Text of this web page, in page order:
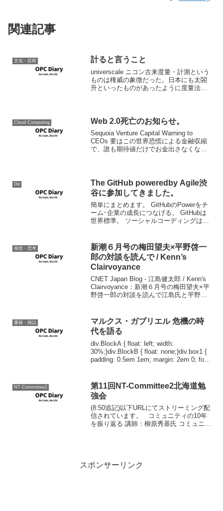
関連記事
文化・芸術 計ると言うこと
universcale ニコン古来度量・計測という
ものは権威の象徴だった。日本にも太閤
升といったものがあったように度量法と
基準とされ...
Cloud Computing Web 2.0死亡のお知らせ。
Sequoia Venture Capital Warning to
CEOs 要はこの世界恐慌による金融収縮
で、誰も期待値だけでお金出さなくなる
Git
The GitHub poweredby Agile渋
谷に参加してきました。
簡単にまとめます。 GitHubのPowerをチ
ーム･企業の成長につなげる。 GitHubは
世界標準。 ソーシャルコーディングは世
る。 使うでしょ、当たり...
発想・思考
新潮６月号の梅田望夫×平野啓一
郎の対談を読んで / Kenn’s
Clairvoyance
CNET Japan Blog - 江島健太郎 / Kenn's
Clairvoyance：新潮６月号の梅田望夫×平
野啓一郎の対談を読んで江島氏と平野氏
いけど、リンク先...
書籍・雑誌
マルクス・ガブリエル 危機の時
代を語る
div.BlockA { float: left; width:
30%;}div.BlockB { float: none;}div.box1 {
padding: 0.5em 1em; margin: 2em 0; font-
NT-Committee2
第11回NT-Committee2北海道勉
強会
(8:50追記)以下URLにてストリーミング配
信されています。 コミュニティの10年
を振り返る 講師：柳原秀基氏 コミュニテ
スポンサーリンク